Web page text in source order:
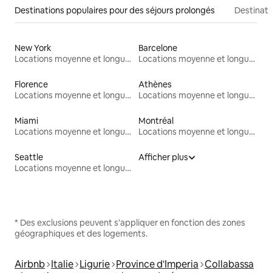
Destinations populaires pour des séjours prolongés
New York
Locations moyenne et longue durée
Barcelone
Locations moyenne et longue durée
Florence
Locations moyenne et longue durée
Athènes
Locations moyenne et longue durée
Miami
Locations moyenne et longue durée
Montréal
Locations moyenne et longue durée
Seattle
Locations moyenne et longue durée
Afficher plus
* Des exclusions peuvent s'appliquer en fonction des zones
géographiques et des logements.
Airbnb Italie Ligurie Province d'Imperia Collabassa